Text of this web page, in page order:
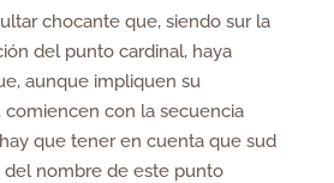
chocante que, siendo sur la
del punto cardinal, haya
aunque impliquen su
comiencen con la secuencia
que tener en cuenta que sud
del nombre de este punto